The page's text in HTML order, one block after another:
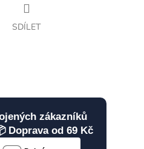
SDÍLET
zákazníků
Doprava od 69 Kč